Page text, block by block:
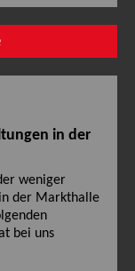
in der
weniger
der Markthalle
bei uns